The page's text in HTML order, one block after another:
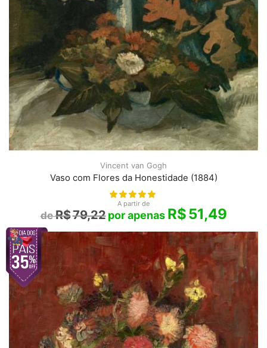
Vincent van Gogh
Vaso com Flores da Honestidade (1884)
A partir de
R$79,22 R$51,49